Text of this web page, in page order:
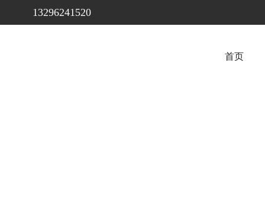
13296241520
首页